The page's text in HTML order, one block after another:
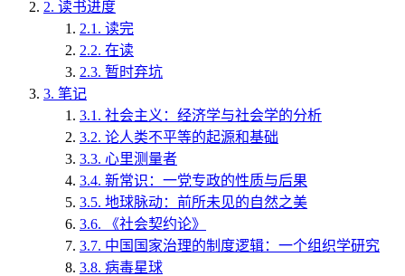
2. 读书进度
2.1. 读完
2.2. 在读
2.3. 暂时弃坑
3. 笔记
3.1. 社会主义：经济学与社会学的分析
3.2. 论人类不平等的起源和基础
3.3. 心里测量者
3.4. 新常识：一党专政的性质与后果
3.5. 地球脉动：前所未见的自然之美
3.6.
《社会契约论》
3.7. 中国国家治理的制度逻辑：一个组织学研究
3.8. 病毒星球